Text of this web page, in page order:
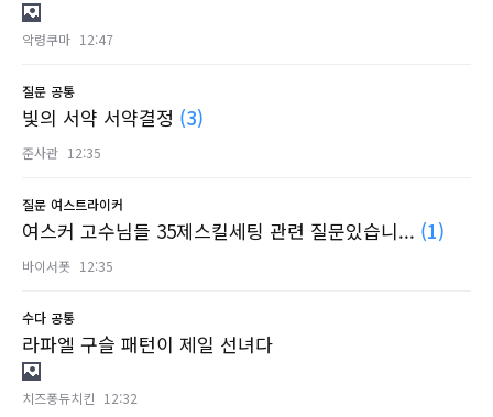
악령쿠마 12:47
질문 공통
빛의 서약 서약결정 (3)
준사관 12:35
질문 여스트라이커
여스커 고수님들 35제스킬세팅 관련 질문있습니... (1)
바이서폿 12:35
수다 공통
라파엘 구슬 패턴이 제일 선녀다
치즈퐁듀치킨 12:32